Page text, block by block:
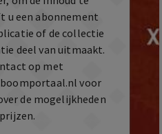
u een abonnement
of de collectie
deel van uitmaakt.
op met
voor
de mogelijkheden